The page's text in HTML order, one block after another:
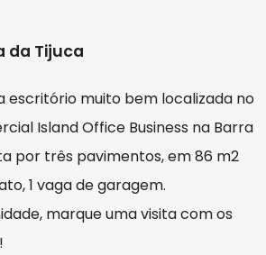
da Tijuca
escritório muito bem localizada no
Island Office Business na Barra
por três pavimentos, em 86 m2
1 vaga de garagem.
marque uma visita com os